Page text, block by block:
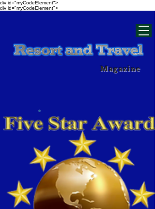
div id="myCodeElement">
div id="myCodeElement">
Magazine